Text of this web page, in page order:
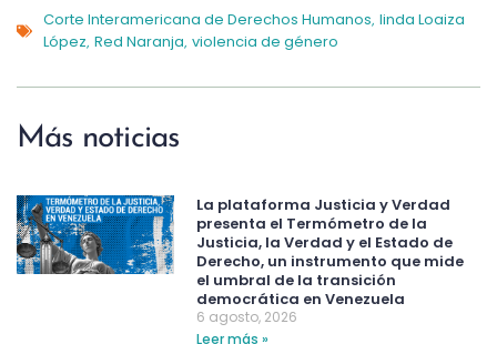
Corte Interamericana de Derechos Humanos, linda Loaiza
López, Red Naranja, violencia de género
Más noticias
La plataforma Justicia y Verdad
presenta el Termómetro de la
Justicia, la Verdad y el Estado de
Derecho, un instrumento que mide
el umbral de la transición
democrática en Venezuela
6 agosto, 2026
Leer más »